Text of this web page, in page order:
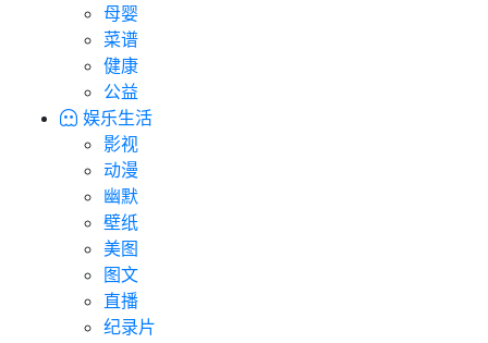
母婴
菜谱
健康
公益
娱乐生活
影视
动漫
幽默
壁纸
美图
图文
直播
纪录片